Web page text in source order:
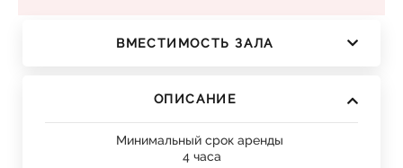
ВМЕСТИМОСТЬ ЗАЛА
ОПИСАНИЕ
Минимальный срок аренды
4 часа